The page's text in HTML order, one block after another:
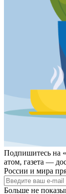
Подпишитесь на
атом, газета —
России и мира
Больше не